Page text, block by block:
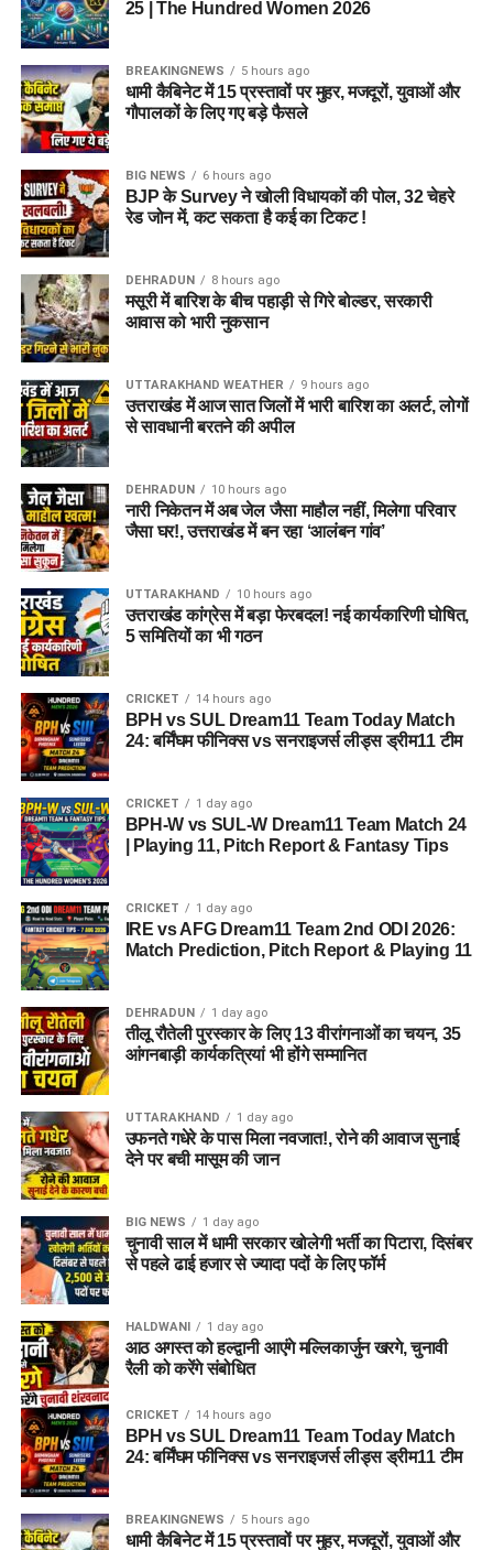
टेक्निकल और साइंटिफिक बैकग्राउंड वाले युवाओं के लिए भी पर्याप्त पद
उपलब्ध हैं।
प्रमुख पदों की सूची नीचे दी गई है:
क्र.सं.
Name)
1.
ट्रेंड ग्रेजुएट टीचर –
675
2.
स्पेशल एजुकेटर
(प्राइमरी)
3.
एजुकेशन)
4. डोमेस्टिक साइंस टीचर
5.
A)
6.
जूनियर साइंटिफिक
81
7.
अन्य पद (लिफ्ट ऑपरेटर,
फिटर ग्रेड-II, आदि)
356
कुल
नोट: जूनियर साइंटिफिक असिस्टेंट के तहत बायोलॉजी, बैलिस्टिक्स,
केमिस्ट्री, डॉक्यूमेंट्स, फिंगरप्रिंट, फोटो, क्राइम सीन और फिजिक्स जैसे
विभिन्न विषयों के विशेषज्ञ पदों को शामिल किया गया है।
पात्रता मानदंड (Eligibility Criteria)
आवश्यकता अलग-अलग पदों के अनुसार निर्धारित की गई है:
टीचिंग पद (TGT/स्पेशल एजुकेटर):
एजुकेशन में डिप्लोमा होना अनिवार्य है। इसके साथ ही CTET
परीक्षा पास होना भी आवश्यक योग्यता का हिस्सा हो सकता है।
आईटी असिस्टेंट व तकनीकी पद:
(B.E), बी.टेक (B.Tech), एमसीए (MCA) या समकक्ष डिग्री/
डिप्लोमा होना चाहिए।
वैज्ञानिक पद (Junior Scientific Assistant):
विषय (जैसे फिजिक्स, केमिस्ट्री, फॉरेंसिक साइंस, बायोलॉजी
आदि) में पोस्ट ग्रेजुएशन (M.Sc) या ग्रेजुएशन के साथ प्रासंगिक
कार्य अनुभव की मांग की जा सकती है।
महत्वपूर्ण सूचना:शैक्षणिक
योग्यता से जुड़ी पूरी और विस्तृत
जानकारी के लिए आवेदन करने
से पहले विभाग द्वारा जारी
आधिकारिक विस्तृत अधिसूचना
(Detailed Notification)
25 | The Hundred Women 2026
BREAKINGNEWS 5 hours ago
धामी कैबिनेट में 15 प्रस्तावों पर मुहर, मजदूरों, युवाओं और
गौपालकों के लिए गए बड़े फैसले
BIG NEWS 6 hours ago
BJP के Survey ने खोली विधायकों की पोल, 32 चेहरे
रेड जोन में, कट सकता है कई का टिकट !
DEHRADUN 8 hours ago
मसूरी में बारिश के बीच पहाड़ी से गिरे बोल्डर, सरकारी
आवास को भारी नुकसान
UTTARAKHAND WEATHER 9 hours ago
उत्तराखंड में आज सात जिलों में भारी बारिश का अलर्ट, लोगों
से सावधानी बरतने की अपील
DEHRADUN 10 hours ago
नारी निकेतन में अब जेल जैसा माहौल नहीं, मिलेगा परिवार
जैसा घर!, उत्तराखंड में बन रहा ‘आलंबन गांव’
UTTARAKHAND 10 hours ago
उत्तराखंड कांग्रेस में बड़ा फेरबदल! नई कार्यकारिणी घोषित,
5 समितियों का भी गठन
CRICKET 14 hours ago
BPH vs SUL Dream11 Team Today Match
24: बर्मिंघम फीनिक्स vs सनराइजर्स लीड्स ड्रीम11 टीम
CRICKET 1 day ago
BPH-W vs SUL-W Dream11 Team Match 24
| Playing 11, Pitch Report & Fantasy Tips
CRICKET 1 day ago
IRE vs AFG Dream11 Team 2nd ODI 2026:
Match Prediction, Pitch Report & Playing 11
DEHRADUN 1 day ago
तीलू रौतेली पुरस्कार के लिए 13 वीरांगनाओं का चयन, 35
आंगनबाड़ी कार्यकत्रियां भी होंगे सम्मानित
UTTARAKHAND 1 day ago
उफनते गधेरे के पास मिला नवजात!, रोने की आवाज सुनाई
देने पर बची मासूम की जान
BIG NEWS 1 day ago
चुनावी साल में धामी सरकार खोलेगी भर्ती का पिटारा, दिसंबर
से पहले ढाई हजार से ज्यादा पदों के लिए फॉर्म
HALDWANI 1 day ago
आठ अगस्त को हल्द्वानी आएंगे मल्लिकार्जुन खरगे, चुनावी
रैली को करेंगे संबोधित
CRICKET 14 hours ago
BPH vs SUL Dream11 Team Today Match
24: बर्मिंघम फीनिक्स vs सनराइजर्स लीड्स ड्रीम11 टीम
BREAKINGNEWS 5 hours ago
धामी कैबिनेट में 15 प्रस्तावों पर मुहर, मजदूरों, युवाओं और